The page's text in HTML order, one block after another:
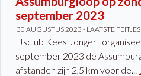
september 2023
30 AUGUSTUS 2023 - LAATSTE FEITJES
IJsclub Kees Jongert
september 2023 de
afstanden zijn 2,5 km voor de...